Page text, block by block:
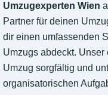
Umzugexperten Wien
Partner für deinen
dir einen umfassenden
Umzugs abdeckt. Unser
Umzug sorgfältig und
organisatorischen